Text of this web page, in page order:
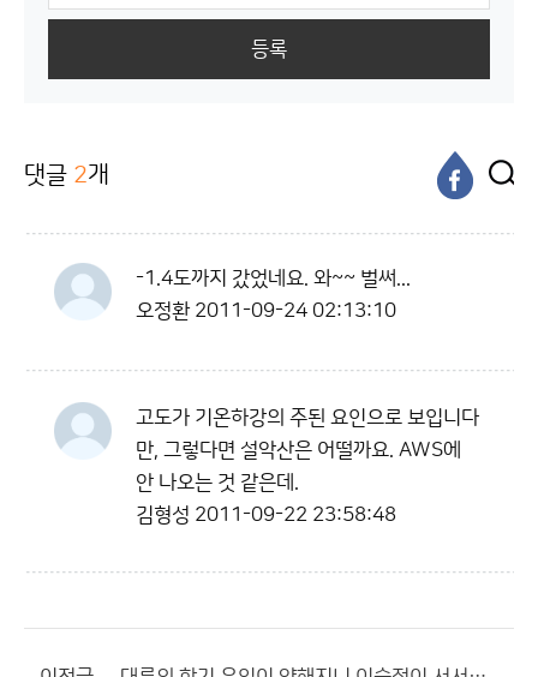
등록
댓글 2개
-1.4도까지 갔었네요. 와~~ 벌써...
오정환 2011-09-24 02:13:10
고도가 기온하강의 주된 요인으로 보입니다
만, 그렇다면 설악산은 어떨까요. AWS에
안 나오는 것 같은데.
김형성 2011-09-22 23:58:48